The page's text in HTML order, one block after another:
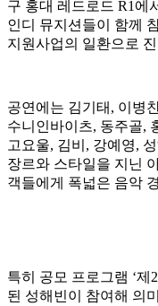
구 홍대 레드로드 R1에
인디 뮤지션들이 함께
지원사업의 일환으로
공연에는 김기태, 이병
수니인바이츠, 동주골,
고요울, 김비, 강예영,
장르와 스타일을 지닌
객들에게 폭넓은 음악
특히 공모 프로그램 ‘제
된 성해빈이 참여해 의